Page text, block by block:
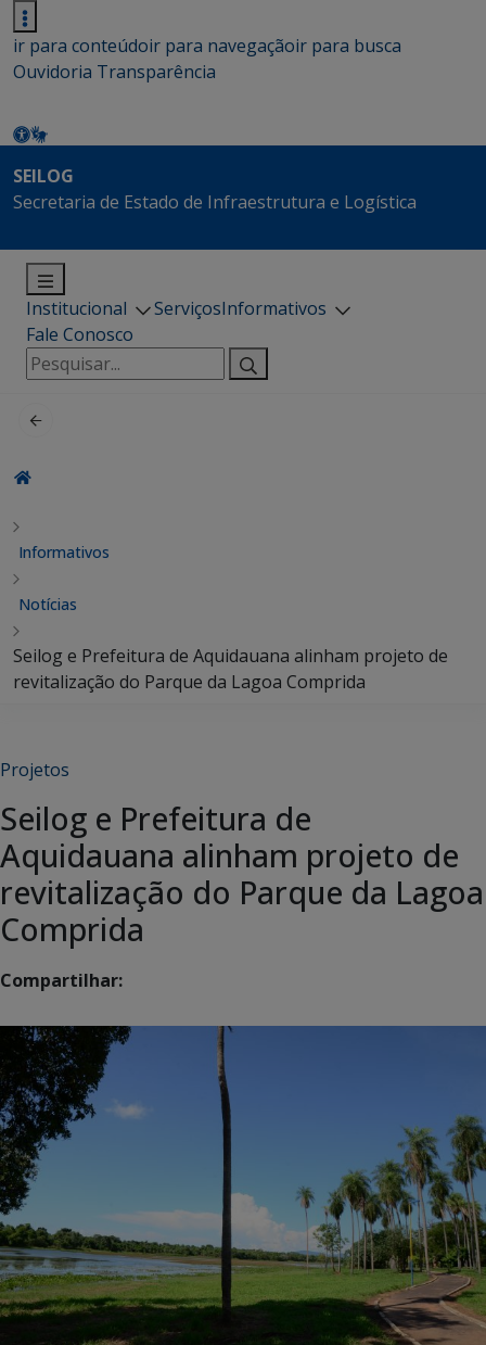
ir para conteúdoir para navegaçãoir para busca
Ouvidoria Transparência
SEILOG
Secretaria de Estado de Infraestrutura e Logística
Institucional ServiçosInformativos
Fale Conosco
Pesquisar
por:
Informativos
Notícias
Seilog e Prefeitura de Aquidauana alinham projeto de
revitalização do Parque da Lagoa Comprida
Projetos
Seilog e Prefeitura de
Aquidauana alinham projeto de
revitalização do Parque da Lagoa
Comprida
Compartilhar: